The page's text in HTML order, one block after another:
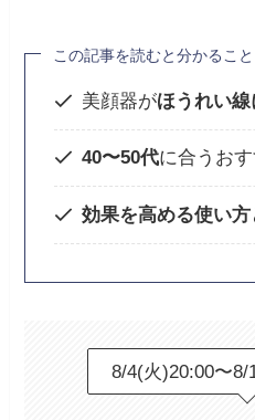
この記事を読むと分かること
美顔器がほうれい
40〜50代に合うお
効果を高める使い方
8/4(火)20:00〜8/